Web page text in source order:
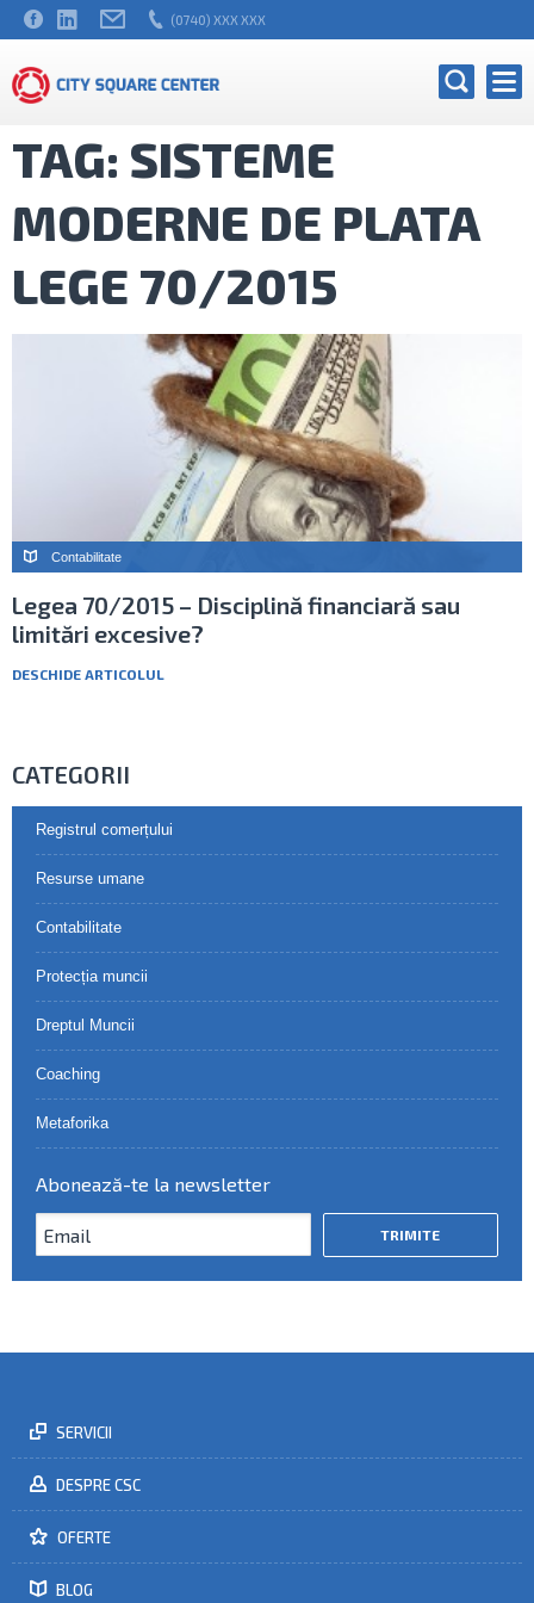
(0740) XXX XXX
TAG: SISTEME
MODERNE DE PLATA
LEGE 70/2015
Contabilitate
Legea 70/2015 – Disciplină financiară sau
limitări excesive?
DESCHIDE ARTICOLUL
CATEGORII
Registrul comerțului
Resurse umane
Contabilitate
Protecția muncii
Dreptul Muncii
Coaching
Metaforika
Abonează-te la newsletter
SERVICII
DESPRE CSC
OFERTE
BLOG